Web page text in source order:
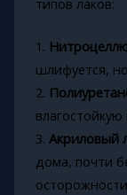
1.
шлифуется,
2.
3. Акриловый
дома, почти